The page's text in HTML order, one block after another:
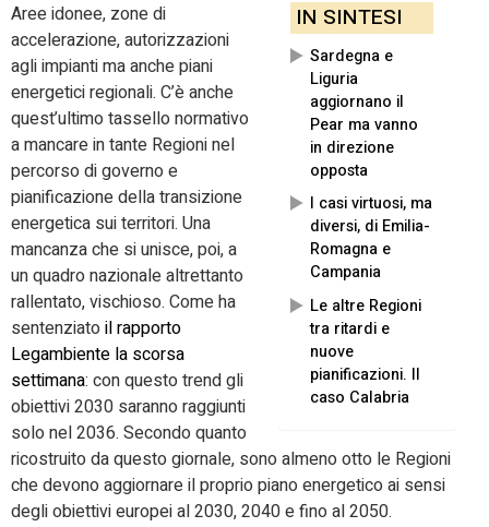
IN SINTESI
Sardegna e
Liguria
aggiornano il
Pear ma vanno
in direzione
opposta
I casi virtuosi, ma
diversi, di Emilia-
Romagna e
Campania
Le altre Regioni
tra ritardi e
nuove
pianificazioni. Il
caso Calabria
Aree idonee, zone di
accelerazione, autorizzazioni
agli impianti ma anche piani
energetici regionali. C’è anche
quest’ultimo tassello normativo
a mancare in tante Regioni nel
percorso di governo e
pianificazione della transizione
energetica sui territori. Una
mancanza che si unisce, poi, a
un quadro nazionale altrettanto
rallentato, vischioso. Come ha
sentenziatoil rapporto
Legambiente la scorsa
settimana: con questo trend gli
obiettivi 2030 saranno raggiunti
solo nel 2036. Secondo quanto
ricostruito da questo giornale, sono almeno otto le Regioni
che devono aggiornare il proprio piano energetico ai sensi
degli obiettivi europei al 2030, 2040 e fino al 2050.